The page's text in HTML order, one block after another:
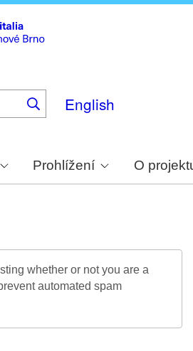
English
Prohlížení O
whether or not you are a
automated spam